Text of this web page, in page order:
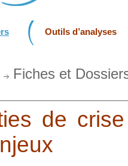
Outils d’analyses
Fiches et
de